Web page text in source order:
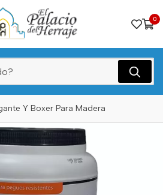
0
Y Boxer Para Madera